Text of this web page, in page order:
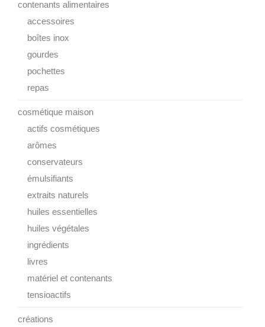
contenants alimentaires
accessoires
boîtes inox
gourdes
pochettes
repas
cosmétique maison
actifs cosmétiques
arômes
conservateurs
émulsifiants
extraits naturels
huiles essentielles
huiles végétales
ingrédients
livres
matériel et contenants
tensioactifs
créations